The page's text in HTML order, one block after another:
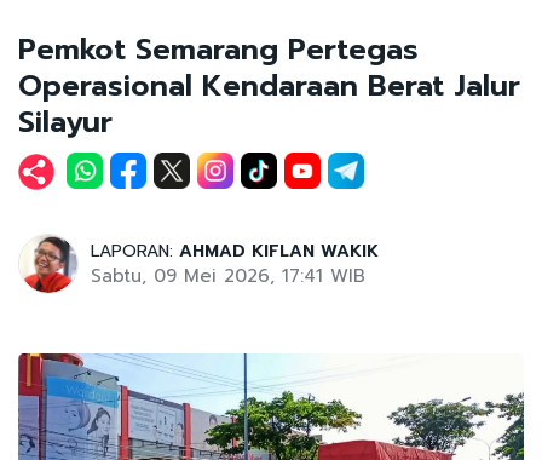
Pemkot Semarang Pertegas
Operasional Kendaraan Berat Jalur
Silayur
LAPORAN: AHMAD KIFLAN WAKIK
Sabtu, 09 Mei 2026, 17:41 WIB